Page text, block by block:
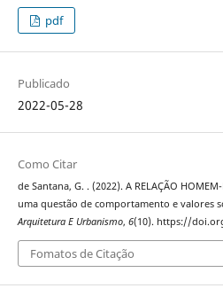
pdf
Publicado
2022-05-28
Como Citar
de Santana, G. . (2022). A RELAÇÃO
uma questão de comportamento e valores
Arquitetura E Urbanismo, 6(10). https://
Fomatos de Citação